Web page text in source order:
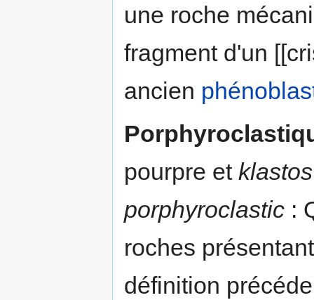
une roche
fragment d'un
ancien
pourpre et klastos
porphyroclastic :
roches
définition